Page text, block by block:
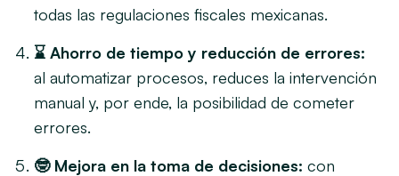
todas las regulaciones fiscales mexicanas.
⌛ Ahorro de tiempo y reducción de errores:
al automatizar procesos, reduces la intervención
manual y, por ende, la posibilidad de cometer
errores.
🤓 Mejora en la toma de decisiones:con